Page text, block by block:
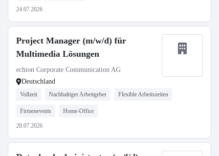
24.07.2026
Project Manager (m/w/d) für
Multimedia Lösungen
echion Corporate Communication AG
Deutschland
Vollzeit Nachhaltiger Arbeitgeber Flexible Arbeitszeiten
Firmenevents Home-Office
28.07.2026